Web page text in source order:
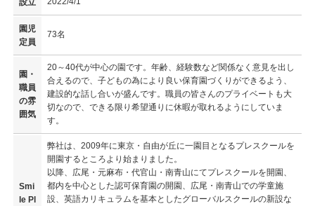
園児
定員
73名
園・
職員
の雰
囲気
20～40代が中心の園です。年齢、経験数など関係なく意見を出し
合えるので、子どもの為により良い保育園づくりができるよう、
建設的な話し合いが盛んです。職員の皆さんのプライベートも大
切なので、できる限り希望通りに休暇が取れるようにしていま
す。
Smi
le Pl
弊社は、2009年に東京・自由が丘に一園目となるプレスクールを
開園するところより始まりました。
以降、広尾・元麻布・代官山・南青山にてプレスクールを開園、
都内を中心とした認可保育園の開園、広尾・南青山での学童施
設、英語カリキュラムを基本としたグローバルスクールの新設な